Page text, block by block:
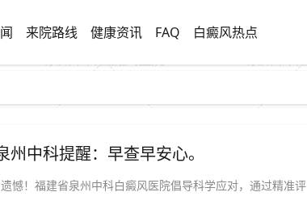
来院路线 健康资讯 FAQ 白癜风热点
州中科提醒：早查早安心。
憾！福建省泉州中科白癜风医院倡导科学应对，通过精准评